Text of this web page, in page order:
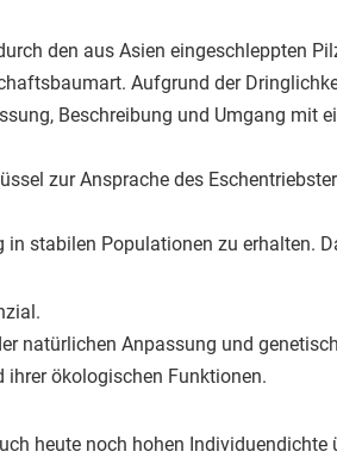
den aus Asien eingeschleppten
Aufgrund der
Beschreibung und Umgang mit
zur Ansprache des
stabilen Populationen zu erhalten.
natürlichen Anpassung und
ökologischen Funktionen.
heute noch hohen